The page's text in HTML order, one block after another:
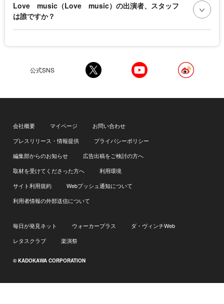
Love music（Love music）の出演者、スタッフ
は誰ですか？
公式SNS
会社概要 マイページ
お問い合わせ
プレスリリース・情報提供
プライバシーポリシー
編集部からのお知らせ
広告出稿をご検討の方へ
取材を受けてくださった方へ
利用環境
サイト利用規約
Webプッシュ通知について
利用者情報の外部送信について
毎日が発見ネット ウォーカープラス
ダ・ヴィンチWeb
レタスクラブ
楽演祭
© KADOKAWA CORPORATION